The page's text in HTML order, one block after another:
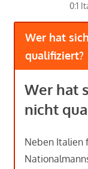
0:1
Wer hat
qualifiziert?
Wer hat
nicht
Neben Italien